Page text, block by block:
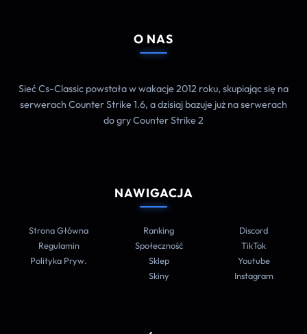
O NAS
Sieć Cs-Classic powstała w wakacje 2012 roku, skupiając się na
serwerach Counter Strike 1.6, a dzisiaj bazuje już na serwerach
do gry Counter Strike 2
NAWIGACJA
Strona Główna
Regulamin
Polityka Pryw.
Ranking
Społeczność
Sklep
Skiny
Discord
TikTok
Youtube
Instagram